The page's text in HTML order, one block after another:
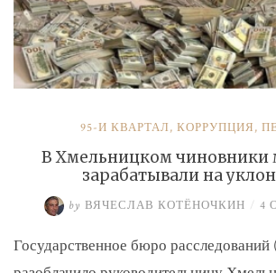
95-Й КВАРТАЛ, КОРРУПЦИЯ,
В Хмельницком чиновники
зарабатывали на
by ВЯЧЕСЛАВ КОТЁНОЧКИН / 4
Государственное бюро расследований